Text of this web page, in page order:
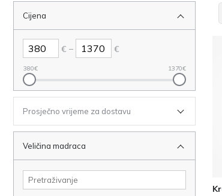
Cijena
€ – €
380€ 1370€
Prosječno vrijeme za dostavu
Veličina madraca